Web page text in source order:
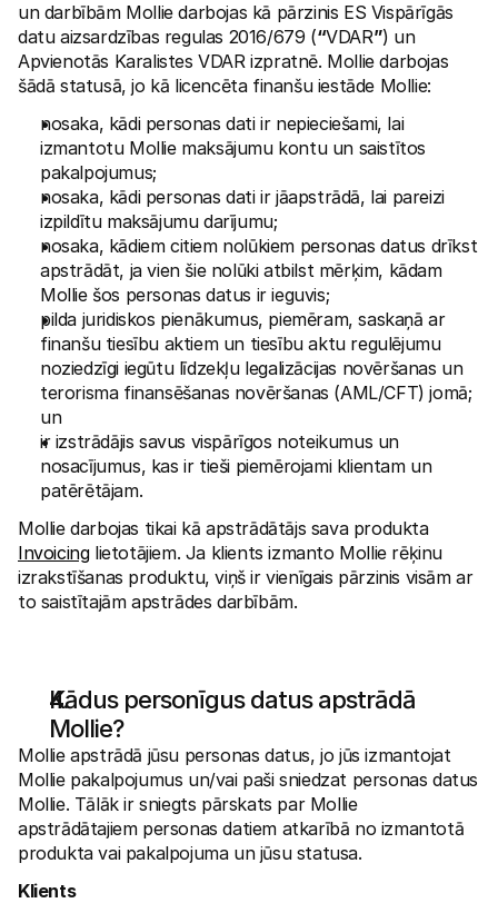
un darbībām Mollie darbojas kā pārzinis ES Vispārīgās
datu aizsardzības regulas 2016/679 (“VDAR”) un
Apvienotās Karalistes VDAR izpratnē. Mollie darbojas
šādā statusā, jo kā licencēta finanšu iestāde Mollie:
nosaka, kādi personas dati ir nepieciešami, lai
izmantotu Mollie maksājumu kontu un saistītos
pakalpojumus;
nosaka, kādi personas dati ir jāapstrādā, lai pareizi
izpildītu maksājumu darījumu;
nosaka, kādiem citiem nolūkiem personas datus drīkst
apstrādāt, ja vien šie nolūki atbilst mērķim, kādam
Mollie šos personas datus ir ieguvis;
pilda juridiskos pienākumus, piemēram, saskaņā ar
finanšu tiesību aktiem un tiesību aktu regulējumu
noziedzīgi iegūtu līdzekļu legalizācijas novēršanas un
terorisma finansēšanas novēršanas (AML/CFT) jomā;
un
ir izstrādājis savus vispārīgos noteikumus un
nosacījumus, kas ir tieši piemērojami klientam un
patērētājam.
Mollie darbojas tikai kā apstrādātājs sava produkta
Invoicing lietotājiem. Ja klients izmanto Mollie rēķinu
izrakstīšanas produktu, viņš ir vienīgais pārzinis visām ar
to saistītajām apstrādes darbībām.
Kādus personīgus datus apstrādā
Mollie?
Mollie apstrādā jūsu personas datus, jo jūs izmantojat
Mollie pakalpojumus un/vai paši sniedzat personas datus
Mollie. Tālāk ir sniegts pārskats par Mollie
apstrādātajiem personas datiem atkarībā no izmantotā
produkta vai pakalpojuma un jūsu statusa.
Klients